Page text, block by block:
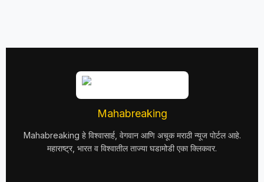
Mahabreaking
Mahabreaking हे विश्वासार्ह, वेगवान आणि अचूक मराठी न्यूज पोर्टल आहे.
महाराष्ट्र, भारत व विश्वातील ताज्या घडामोडी एका क्लिकवर.